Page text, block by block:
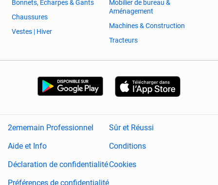
Bonnets, Écharpes & Gants
Chaussures
Vestes | Hiver
Mobilier de bureau &
Aménagement
Machines & Construction
Tracteurs
2ememain Professionnel
Sûr et Réussi
Aide et Info
Conditions
Déclaration de confidentialitéCookies
Préférences de confidentialité